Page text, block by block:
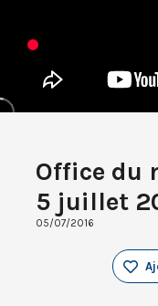
Office du
5 juillet
05/07/2016